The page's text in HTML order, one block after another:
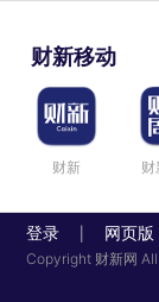
财新移动
财新 财
登录 网页
Copyright 财新网